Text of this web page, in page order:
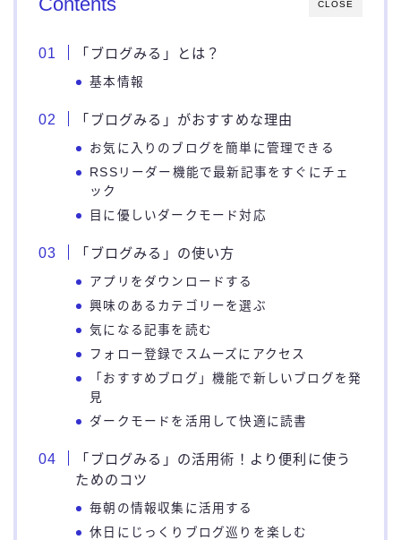
CLOSE
「ブログみる」とは？
基本情報
「ブログみる」がおすすめな理由
お気に入りのブログを簡単に管理できる
RSSリーダー機能で最新記事をすぐにチェ
ック
目に優しいダークモード対応
「ブログみる」の使い方
アプリをダウンロードする
興味のあるカテゴリーを選ぶ
気になる記事を読む
フォロー登録でスムーズにアクセス
「おすすめブログ」機能で新しいブログを発
見
ダークモードを活用して快適に読書
「ブログみる」の活用術！より便利に使う
ためのコツ
毎朝の情報収集に活用する
休日にじっくりブログ巡りを楽しむ